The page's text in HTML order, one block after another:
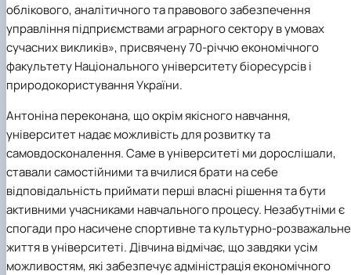
облікового, аналітичного та правового забезпечення
управління підприємствами аграрного сектору в умовах
сучасних викликів», присвячену 70-річчю економічного
факультету Національного університету біоресурсів і
природокористування України.
Антоніна переконана, що окрім якісного навчання,
університет надає можливість для розвитку та
самовдосконалення. Саме в університеті ми дорослішали,
ставали самостійними та вчилися брати на себе
відповідальність приймати перші власні рішення та бути
активними учасниками навчального процесу. Незабутніми є
спогади про насичене спортивне та культурно-розважальне
життя в університеті. Дівчина відмічає, що завдяки усім
можливостям, які забезпечує адміністрація економічного